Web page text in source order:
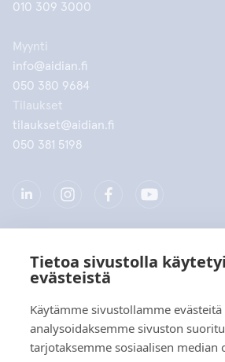
Tietoa sivustolla
evästeistä
Käytämme sivustollamme
analysoidaksemme sivuston
tarjotaksemme sosiaalisen median
010 309 3000
Myynti
info@aidian.fi
050 380 9684
Tilaukset
tilaukset@aidian.fi
050 381 5198
Yritys
Pikalinkit